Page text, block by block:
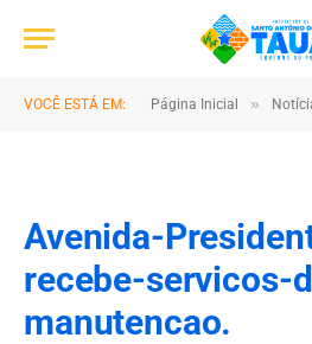
VOCÊ ESTÁ EM: Página Inicial »
Avenida-
recebe-servicos-
manutencao.